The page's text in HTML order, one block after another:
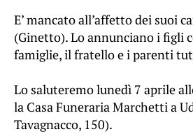
E’ mancato all’affetto dei suoi
(Ginetto). Lo annunciano i figli
famiglie, il fratello e i parenti
Lo saluteremo lunedì 7 aprile
la Casa Funeraria Marchetti a
Tavagnacco, 150).